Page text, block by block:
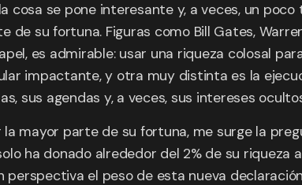
cosa se pone interesante y, a veces, un
de su fortuna. Figuras como Bill Gates,
es admirable: usar una riqueza colosal
impactante, y otra muy distinta es la
sus agendas y, a veces, sus intereses
la mayor parte de su fortuna, me surge la
ha donado alrededor del 2% de su
perspectiva el peso de esta nueva